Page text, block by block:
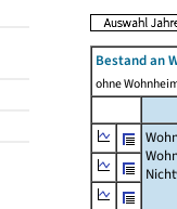
Bestand an
ohne